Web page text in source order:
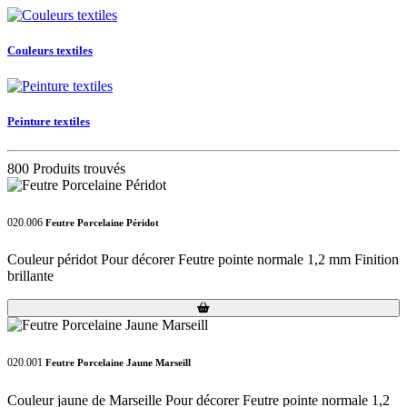
Couleurs textiles
Peinture textiles
800 Produits trouvés
020.006 Feutre Porcelaine Péridot
Couleur péridot Pour décorer Feutre pointe normale 1,2 mm Finition
brillante
Loading...
Loading...
020.001 Feutre Porcelaine Jaune Marseill
Couleur jaune de Marseille Pour décorer Feutre pointe normale 1,2